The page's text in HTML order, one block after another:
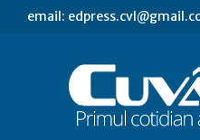
email: